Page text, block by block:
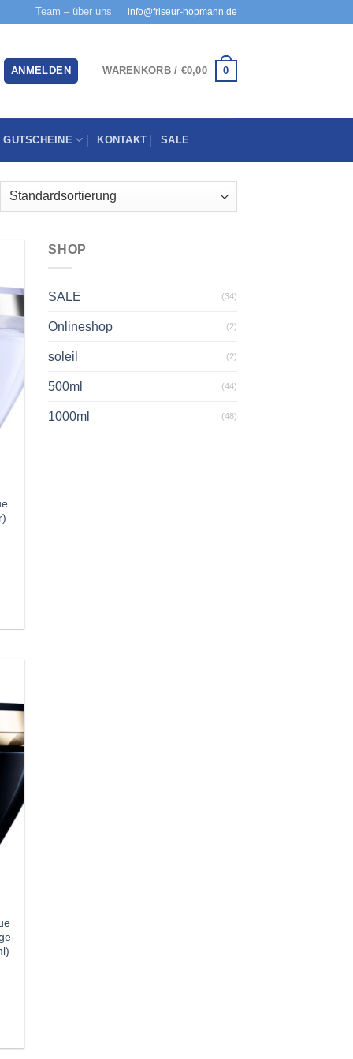
Team – über uns info@friseur-hopmann.de
ANMELDEN WARENKORB / €0,00 0
GUTSCHEINE KONTAKT SALE
SHOP
SALE (34)
Onlineshop (2)
soleil (2)
500ml (44)
1000ml (48)